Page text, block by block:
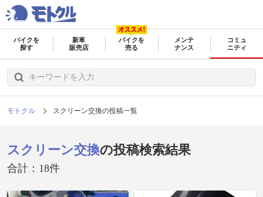
バイクを
探す
新車
販売店
バイクを
売る
メンテ
ナンス
コミュ
ニティ
モトクル スクリーン交換の投稿一覧
スクリーン交換の投稿検索結果
合計：18件